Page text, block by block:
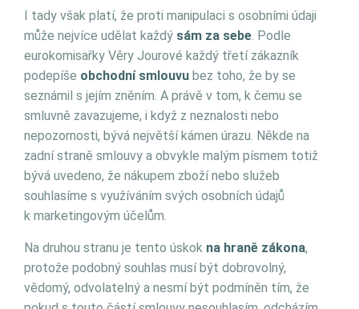
I tady však platí, že proti manipulaci s osobními údaji
může nejvíce udělat každý sám za sebe. Podle
eurokomisařky Věry Jourové každý třetí zákazník
podepíše obchodní smlouvu bez toho, že by se
seznámil s jejím zněním. A právě v tom, k čemu se
smluvně zavazujeme, i když z neznalosti nebo
nepozornosti, bývá největší kámen úrazu. Někde na
zadní straně smlouvy a obvykle malým písmem totiž
bývá uvedeno, že nákupem zboží nebo služeb
souhlasíme s využíváním svých osobních údajů
k marketingovým účelům.
Na druhou stranu je tento úskok na hraně zákona,
protože podobný souhlas musí být dobrovolný,
vědomý, odvolatelný a nesmí být podmíněn tím, že